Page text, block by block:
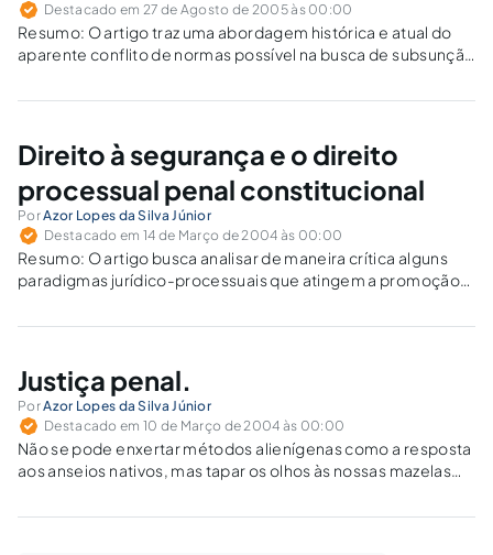
Destacado em 27 de Agosto de 2005 às 00:00
Resumo: O artigo traz uma abordagem histórica e atual do
aparente conflito de normas possível na busca de subsunção
estabelecendo conexão temática com a jurisdição penal
Direito à segurança e o direito
processual penal constitucional
PorAzor Lopes da Silva Júnior
Destacado em 14 de Março de 2004 às 00:00
Resumo: O artigo busca analisar de maneira crítica alguns
paradigmas jurídico-processuais que atingem a promoção
Ciência Política e no Direito Constitucional. Palavras-chave:
processual, autoridade policial,…
Justiça penal.
PorAzor Lopes da Silva Júnior
Destacado em 10 de Março de 2004 às 00:00
Não se pode enxertar métodos alienígenas como a resposta
aos anseios nativos, mas tapar os olhos às nossas mazelas
indesejado.